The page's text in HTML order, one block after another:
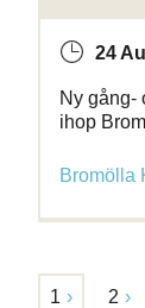
24
Ny gång-
ihop
Bromölla
1 2